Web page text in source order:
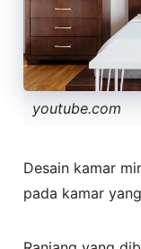
youtube.com
Desain kamar
pada kamar